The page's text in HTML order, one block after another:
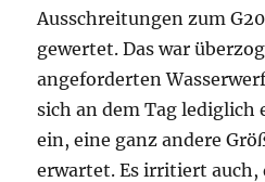
Ausschreitungen zum
gewertet. Das war
angeforderten
sich an dem Tag lediglich
ein, eine ganz andere
erwartet. Es irritiert auch,